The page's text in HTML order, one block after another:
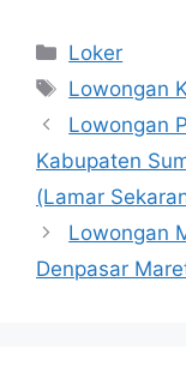
Kategori
Loker
Tag
Lowongan
Lowongan
Kabupaten
(Lamar
Lowongan
Denpasar